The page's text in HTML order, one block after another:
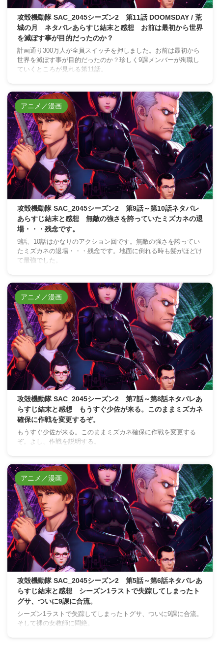
攻殻機動隊 SAC_2045シーズン2 第11話 DOOMSDAY / 荒
城の月 ネタバレあらすじ結末と感想 お前は最初から世界
を滅ぼす事が目的だったのか？
計画通り300万人が全員スイッチを押しました。お前は最初から
世界を滅ぼす事が目的だったのか？珍しく9課メンバーが殉職し
ていくところが見れる第11話。
アニメ／漫画
攻殻機動隊 SAC_2045シーズン2 第9話～第10話ネタバレ
あらすじ結末と感想 無敵の強さを誇っていたミズカネの退
場・・・残念です。
9話、10話はかなりのアクション回です。無敵の強さを誇ってい
たミズカネの退場・・・残念です。地面に倒れる時も髪がほどけ
て最強でした。
アニメ／漫画
攻殻機動隊 SAC_2045シーズン2 第7話～第8話ネタバレあ
らすじ結末と感想 もうすぐ少佐が来る。このままミズカネ
確保に作戦を変更するぞ。
もうすぐ少佐が来る。このままミズカネ確保に作戦を変更する
ぞ。よし、作戦を説明する。
アニメ／漫画
攻殻機動隊 SAC_2045シーズン2 第5話～第6話ネタバレあ
らすじ結末と感想 シーズン1ラストで失踪してしまったト
グサ、ついに9課に合流。
シーズン1ラストで失踪してしまったトグサ、ついに9課に合流。
そして裸の女教師に悶絶。